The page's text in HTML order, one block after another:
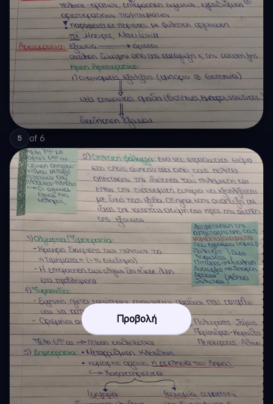
5 of 6
Προβολή